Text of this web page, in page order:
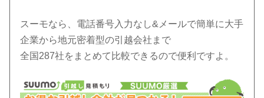
スーモなら、電話番号入力なし&メールで簡単に大手
企業から地元密着型の引越会社まで
全国287社をまとめて比較できるので便利ですよ。